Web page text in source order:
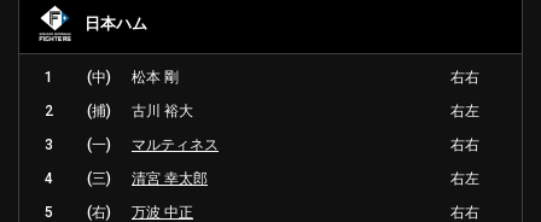
日本ハム
1 (中) 松本 剛
右右
2
(捕) 古川 裕大
右左
3
(一) マルティネス
右右
4
(三) 清宮 幸太郎
右左
5
(右) 万波 中正
右右